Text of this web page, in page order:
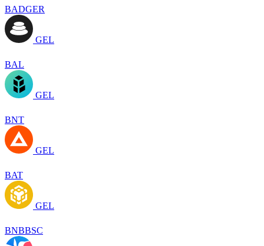
BADGER
GEL
BAL
GEL
BNT
GEL
BAT
GEL
BNBBSC